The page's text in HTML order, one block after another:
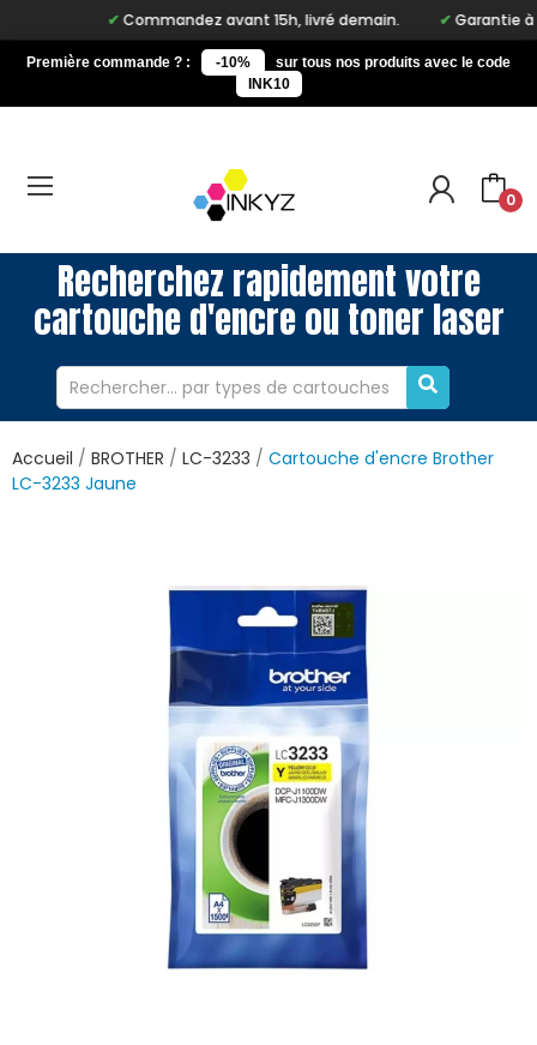
Commandez avant 15h, livré demain. Garantie à vie
Première commande ? : -10%
sur tous nos produits avec le code
INK10
0
Recherchez rapidement votre
cartouche d'encre ou toner laser
Accueil BROTHER LC-3233
Cartouche d'encre Brother
LC-3233 Jaune